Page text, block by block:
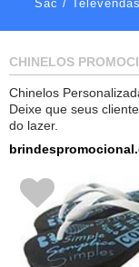
Sac /
CHINELOS
Chinelos
Deixe que seus
do lazer.